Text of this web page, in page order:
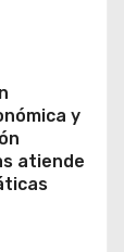
y
atiende